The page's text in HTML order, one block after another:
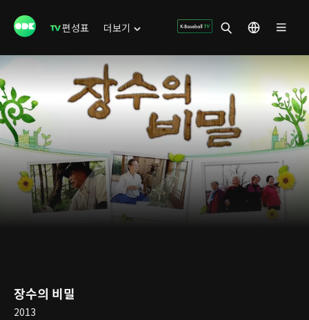
편성표 더보기
장수의 비밀
2013